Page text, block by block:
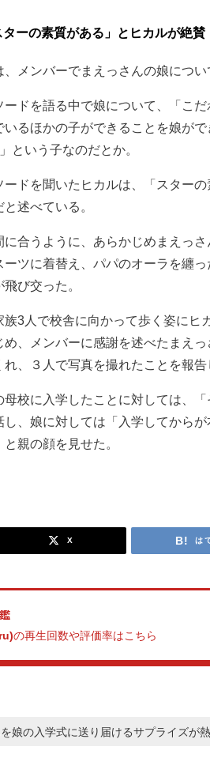
ーの素質がある」とヒカルが絶賛
メンバーでまえっさんの娘につい
ードを語る中で娘について、「こ
るほかの子ができることを娘が
という子なのだとか。
ドを聞いたヒカルは、「スター
述べている。
合うように、あらかじめまえっ
ツに着替え、パパのオーラを纏
び交った。
3人で校舎に向かって歩く姿にヒ
、メンバーに感謝を述べたまえ
、３人で写真を撮れたことを報告
校に入学したことに対しては、
し、娘に対しては「入学してから
親の顔を見せた。
X は
の再生回数や評価率はこちら
娘の入学式に送り届けるサプライズが熱